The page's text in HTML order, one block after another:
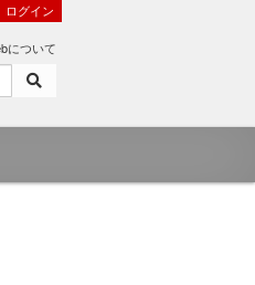
ログイン
について